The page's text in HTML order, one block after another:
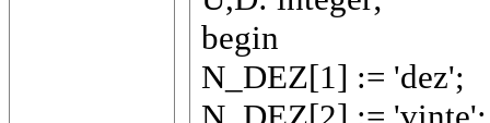
begin
N_DEZ[1] := 'dez';